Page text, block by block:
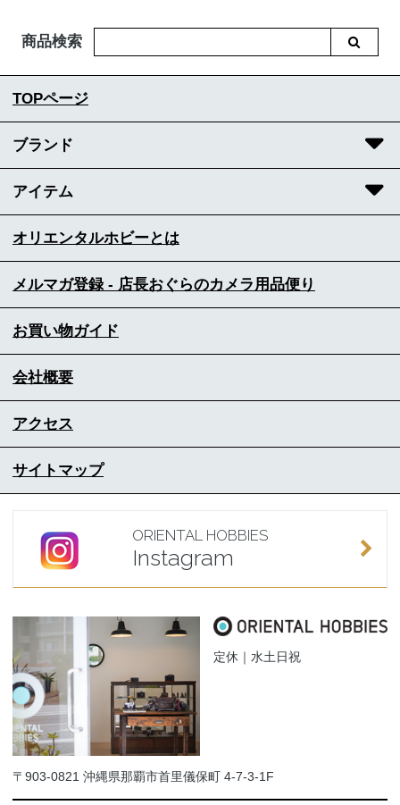
商品検索
TOPページ
ブランド
アイテム
オリエンタルホビーとは
メルマガ登録 - 店長おぐらのカメラ用品便り
お買い物ガイド
会社概要
アクセス
サイトマップ
ORIENTAL HOBBIES
Instagram
定休｜水土日祝
〒903-0821 沖縄県那覇市首里儀保町 4-7-3-1F